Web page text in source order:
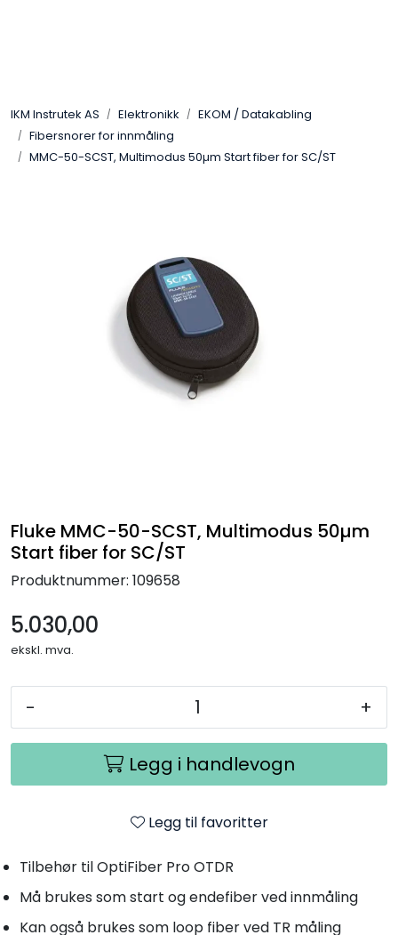
IKM Instrutek AS Elektronikk
EKOM / Datakabling
Fibersnorer for innmåling
MMC-50-SCST, Multimodus 50µm Start fiber for SC/ST
Fluke MMC-50-SCST, Multimodus 50µm
Start fiber for SC/ST
Produktnummer: 109658
5.030,00
ekskl. mva.
- +
Legg i handlevogn
Legg til favoritter
Tilbehør til OptiFiber Pro OTDR
Må brukes som start og endefiber ved innmåling
Kan også brukes som loop fiber ved TR måling
Elektro
Frekvensomformere
Miljø og sikkerhet
Maskinvern & Instrumentering
Tilbehør
Kampanjer
Outlet